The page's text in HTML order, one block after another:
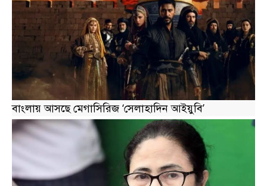
বাংলায় আসছে মেগাসিরিজ ‘সেলাহাদিন আইয়ুবি’